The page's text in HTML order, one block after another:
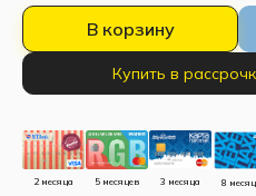
В корзину
Купить в
2 месяца 5 месяцев 3 месяца 8